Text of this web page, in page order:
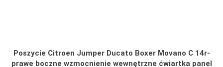
Poszycie Citroen Jumper Ducato Boxer Movano C 14r-
prawe boczne wzmocnienie wewnętrzne ćwiartka panel